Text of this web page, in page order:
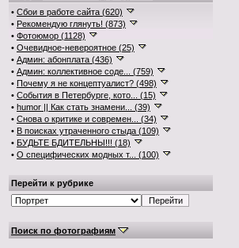
• Сбои в работе сайта (620)
• Рекомендую глянуть! (873)
• Фотоюмор (1128)
• Очевидное-невероятное (25)
• Админ: абонплата (436)
• Админ: коллективное соде... (759)
• Почему я не концептуалист? (498)
• События в Петербурге, кото... (15)
• humor || Как стать знамени... (39)
• Снова о критике и современ... (34)
• В поисках утраченного стыда (109)
• БУДЬТЕ БДИТЕЛЬНЫ!!! (18)
• О специфических модных т... (100)
Перейти к рубрике
Поиск по фотографиям